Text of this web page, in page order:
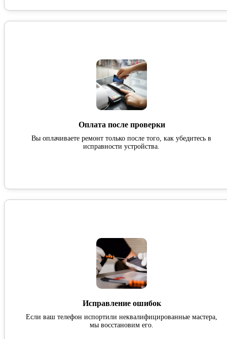
Оплата после проверки
Вы оплачиваете ремонт только после того, как убедитесь в
исправности устройства.
Исправление ошибок
Если ваш телефон испортили неквалифицированные мастера,
мы восстановим его.